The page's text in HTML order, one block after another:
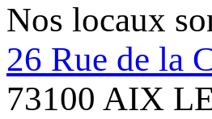
Nos locaux
26 Rue de la
73100 AIX